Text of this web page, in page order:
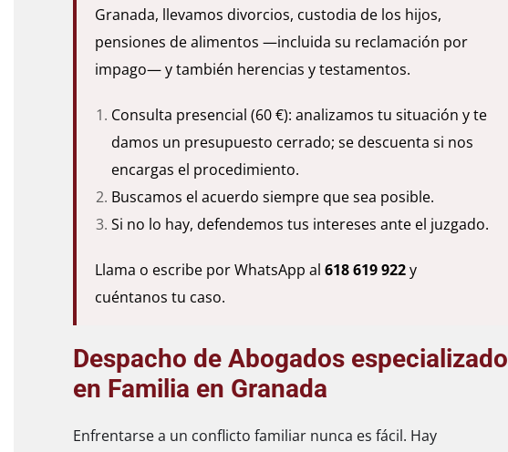
Granada, llevamos divorcios, custodia de los hijos,
pensiones de alimentos —incluida su reclamación por
impago— y también herencias y testamentos.
Consulta presencial (60 €): analizamos tu situación y te
damos un presupuesto cerrado; se descuenta si nos
encargas el procedimiento.
Buscamos el acuerdo siempre que sea posible.
Si no lo hay, defendemos tus intereses ante el juzgado.
Llama o escribe por WhatsApp al 618 619 922y
cuéntanos tu caso.
Despacho de Abogados especializado
en Familia en Granada
Enfrentarse a un conflicto familiar nunca es fácil. Hay